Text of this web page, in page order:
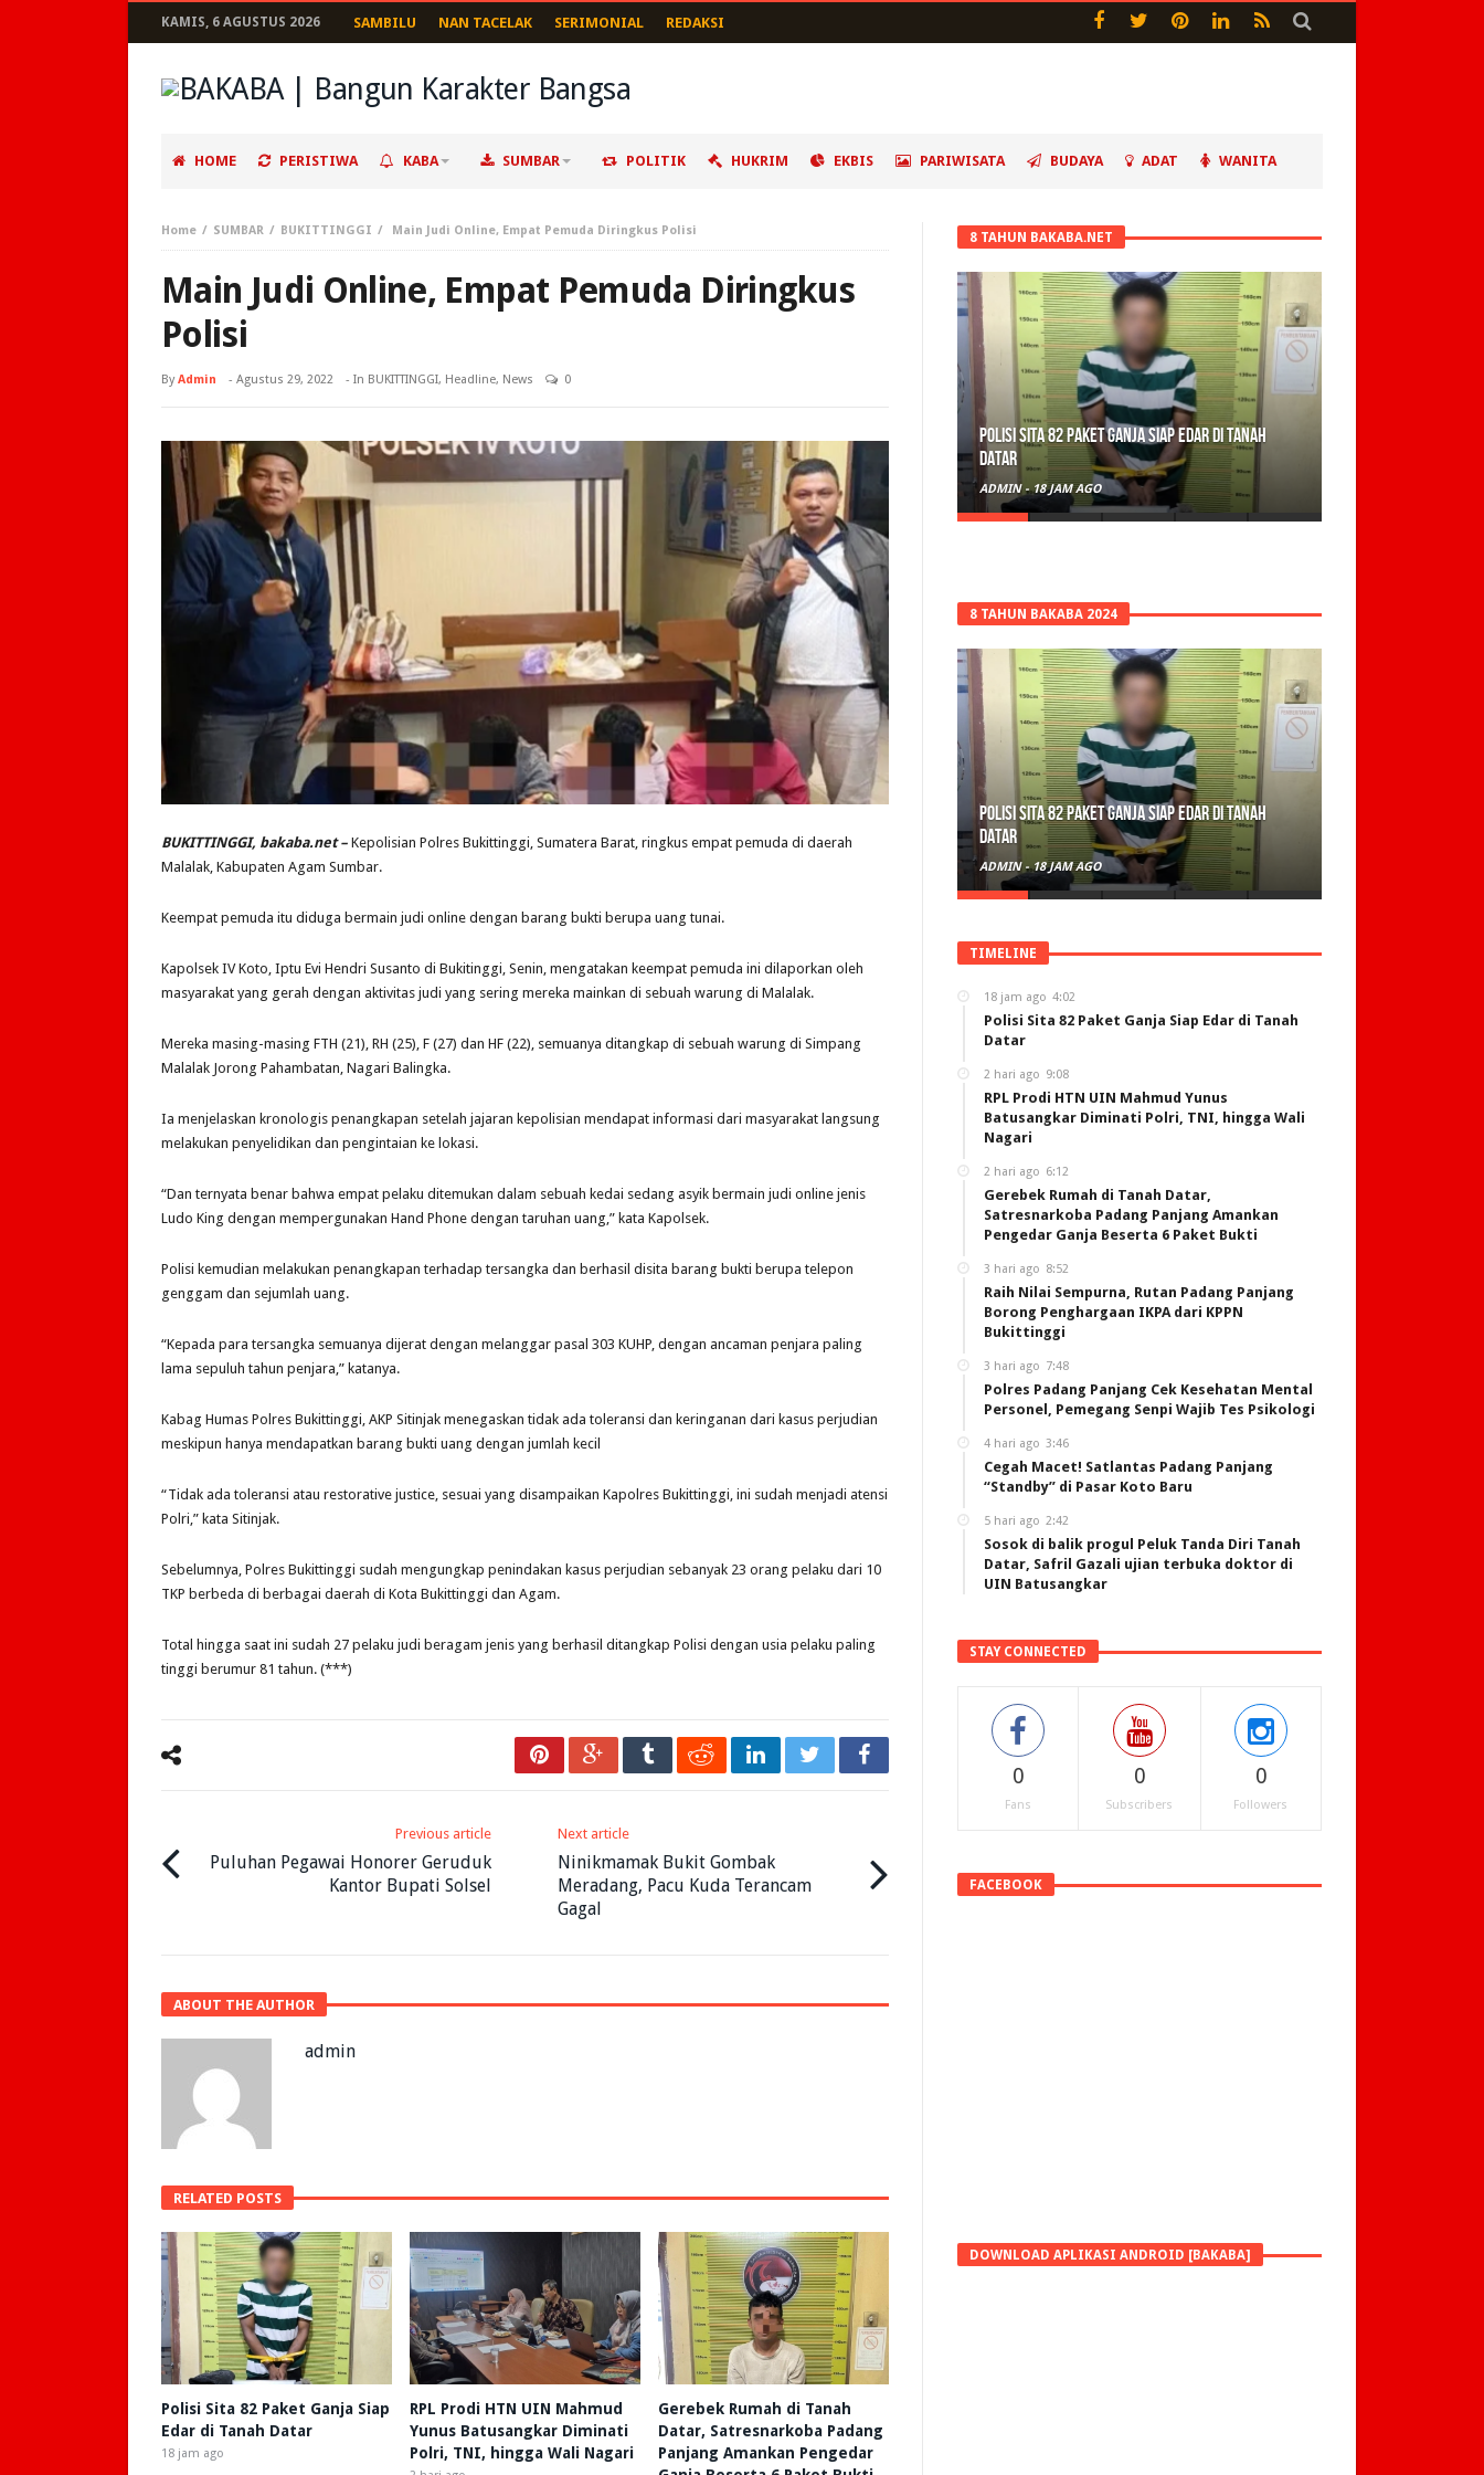
KAMIS, 6 AGUSTUS 2026 SAMBILU NAN TACELAK SERIMONIAL REDAKSI
HOME PERISTIWA KABA SUMBAR POLITIK HUKRIM EKBIS PARIWISATA BUDAYA ADAT WANITA
Home SUMBAR BUKITTINGGI Main Judi Online, Empat Pemuda Diringkus Polisi
Main Judi Online, Empat Pemuda Diringkus
Polisi
ByAdmin - Agustus 29, 2022 - In BUKITTINGGI, Headline, News 0
BUKITTINGGI, bakaba.net – Kepolisian Polres Bukittinggi, Sumatera Barat, ringkus empat pemuda di daerah
Malalak, Kabupaten Agam Sumbar.
Keempat pemuda itu diduga bermain judi online dengan barang bukti berupa uang tunai.
Kapolsek IV Koto, Iptu Evi Hendri Susanto di Bukitinggi, Senin, mengatakan keempat pemuda ini dilaporkan oleh
masyarakat yang gerah dengan aktivitas judi yang sering mereka mainkan di sebuah warung di Malalak.
Mereka masing-masing FTH (21), RH (25), F (27) dan HF (22), semuanya ditangkap di sebuah warung di Simpang
Malalak Jorong Pahambatan, Nagari Balingka.
Ia menjelaskan kronologis penangkapan setelah jajaran kepolisian mendapat informasi dari masyarakat langsung
melakukan penyelidikan dan pengintaian ke lokasi.
“Dan ternyata benar bahwa empat pelaku ditemukan dalam sebuah kedai sedang asyik bermain judi online jenis
Ludo King dengan mempergunakan Hand Phone dengan taruhan uang,” kata Kapolsek.
Polisi kemudian melakukan penangkapan terhadap tersangka dan berhasil disita barang bukti berupa telepon
genggam dan sejumlah uang.
“Kepada para tersangka semuanya dijerat dengan melanggar pasal 303 KUHP, dengan ancaman penjara paling
lama sepuluh tahun penjara,” katanya.
Kabag Humas Polres Bukittinggi, AKP Sitinjak menegaskan tidak ada toleransi dan keringanan dari kasus perjudian
meskipun hanya mendapatkan barang bukti uang dengan jumlah kecil
“Tidak ada toleransi atau restorative justice, sesuai yang disampaikan Kapolres Bukittinggi, ini sudah menjadi atensi
Polri,” kata Sitinjak.
Sebelumnya, Polres Bukittinggi sudah mengungkap penindakan kasus perjudian sebanyak 23 orang pelaku dari 10
TKP berbeda di berbagai daerah di Kota Bukittinggi dan Agam.
Total hingga saat ini sudah 27 pelaku judi beragam jenis yang berhasil ditangkap Polisi dengan usia pelaku paling
tinggi berumur 81 tahun. (***)
Previous article
Puluhan Pegawai Honorer Geruduk
Kantor Bupati Solsel
Next article
Ninikmamak Bukit Gombak
Meradang, Pacu Kuda Terancam
Gagal
ABOUT THE AUTHOR
admin
RELATED POSTS
Polisi Sita 82 Paket Ganja Siap
Edar di Tanah Datar
18 jam ago
RPL Prodi HTN UIN Mahmud
Yunus Batusangkar Diminati
Polri, TNI, hingga Wali Nagari
Gerebek Rumah di Tanah
Datar, Satresnarkoba Padang
Panjang Amankan Pengedar
8 TAHUN BAKABA.NET
Polisi Sita 82 Paket Ganja Siap Edar di Tanah
Datar
ADMIN -18 JAM AGO
8 TAHUN BAKABA 2024
Polisi Sita 82 Paket Ganja Siap Edar di Tanah
Datar
ADMIN -18 JAM AGO
TIMELINE
18 jam ago 4:02
Polisi Sita 82 Paket Ganja Siap Edar di Tanah
Datar
2 hari ago 9:08
RPL Prodi HTN UIN Mahmud Yunus
Batusangkar Diminati Polri, TNI, hingga Wali
Nagari
2 hari ago 6:12
Gerebek Rumah di Tanah Datar,
Satresnarkoba Padang Panjang Amankan
Pengedar Ganja Beserta 6 Paket Bukti
3 hari ago 8:52
Raih Nilai Sempurna, Rutan Padang Panjang
Borong Penghargaan IKPA dari KPPN
Bukittinggi
3 hari ago 7:48
Polres Padang Panjang Cek Kesehatan Mental
Personel, Pemegang Senpi Wajib Tes Psikologi
4 hari ago 3:46
Cegah Macet! Satlantas Padang Panjang
“Standby” di Pasar Koto Baru
5 hari ago 2:42
Sosok di balik progul Peluk Tanda Diri Tanah
Datar, Safril Gazali ujian terbuka doktor di
UIN Batusangkar
STAY CONNECTED
0
Fans
0
Subscribers
0
Followers
FACEBOOK
DOWNLOAD APLIKASI ANDROID [BAKABA]